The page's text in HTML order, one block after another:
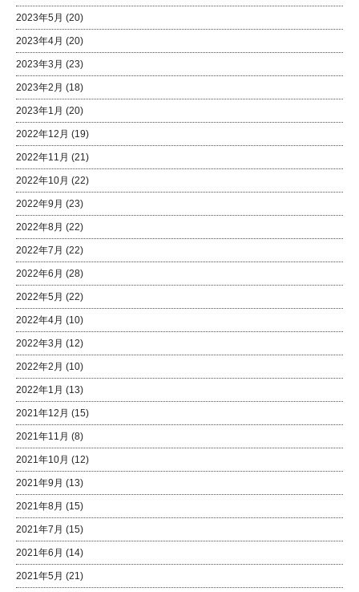
2023年5月 (20)
2023年4月 (20)
2023年3月 (23)
2023年2月 (18)
2023年1月 (20)
2022年12月 (19)
2022年11月 (21)
2022年10月 (22)
2022年9月 (23)
2022年8月 (22)
2022年7月 (22)
2022年6月 (28)
2022年5月 (22)
2022年4月 (10)
2022年3月 (12)
2022年2月 (10)
2022年1月 (13)
2021年12月 (15)
2021年11月 (8)
2021年10月 (12)
2021年9月 (13)
2021年8月 (15)
2021年7月 (15)
2021年6月 (14)
2021年5月 (21)